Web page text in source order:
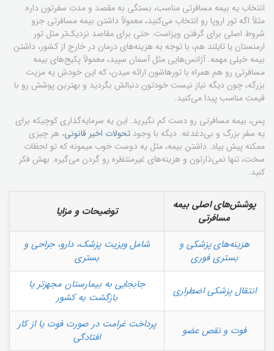
انتخاب یه بیمه مسافرتی مناسب، بستگی به مقصد و مدت سفرتون داره.
مثلاً اگه تور اروپا رو انتخاب می‌کنید، معمولاً داشتن بیمه مسافرتی جزو
شروط اصلی برای گرفتن ویزاست. حتی برای مقاصد نزدیک‌تر مثل تور
ارمنستان یا تایلند هم، با توجه به هزینه‌های درمان در خارج از کشور، داشتن
بیمه خیلی مهمه. آژانس‌هایی مثل آسمان سپید، معمولاً پکیج‌های بیمه
مسافرتی رو هم همراه با تورهاشون ارائه میدن، که این خودش یه مزیت
بزرگه، چون دیگه نیاز نیست خودتون دنبالش بگردید و بهترین پوشش رو با
قیمت مناسب پیدا می‌کنید.
پس، بیمه مسافرتی رو دست کم نگیرید. این یه سرمایه‌گذاری کوچیکه برای
یه سفر بزرگ و بی‌دغدغه. دیگه با وجود تحولات اخیر قانونی، هر چیزی
ممکنه پیش بیاد. داشتن بیمه، مثل یه دوست خوب میمونه که تو لحظات
سخت، تنها نمی‌ذارتون و هزینه‌های غیرمنتظره رو گردن می‌گیره. بهش فکر
کنید.
پوشش‌های اصلی بیمه
مسافرتی
توضیحات و مزایا
هزینه‌های پزشکی و
بستری فوری
شامل ویزیت پزشک، دارو، جراحی و
بستری
انتقال پزشکی اضطراری
جابجایی به بیمارستان مجهزتر یا
بازگشت به کشور
فوت و نقص عضو
پرداخت غرامت در صورت فوت یا از کار
افتادگی